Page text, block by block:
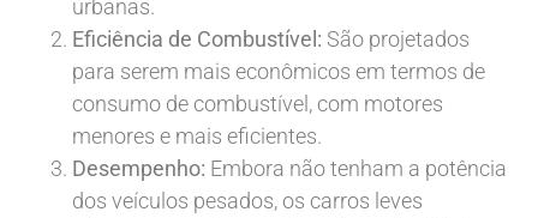
urbanas.
Eficiência de Combustível: São projetados
para serem mais econômicos em termos de
consumo de combustível, com motores
menores e mais eficientes.
Desempenho: Embora não tenham a potência
dos veículos pesados, os carros leves